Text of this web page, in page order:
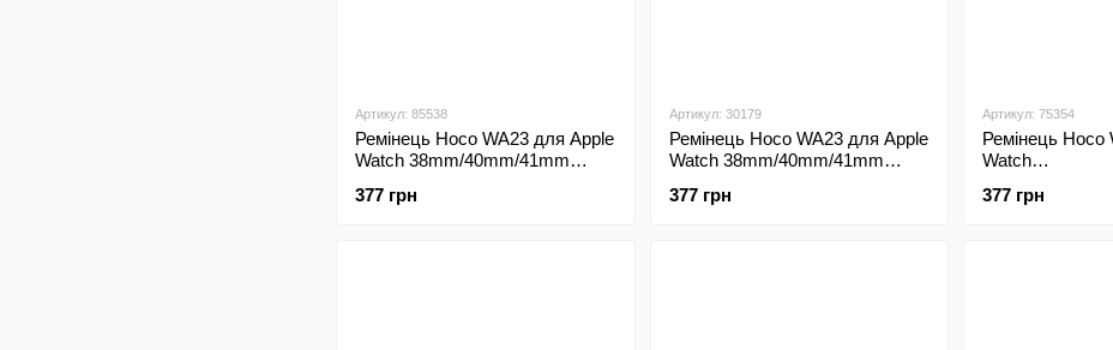
Артикул: 85538
Ремінець Hoco WA23 для Apple
Watch 38mm/40mm/41mm
377 грн
Артикул: 30179
Ремінець Hoco WA23 для Apple
Watch 38mm/40mm/41mm
377 грн
Артикул: 75354
Ремінець Hoco
Watch
Leather Blue
377 грн